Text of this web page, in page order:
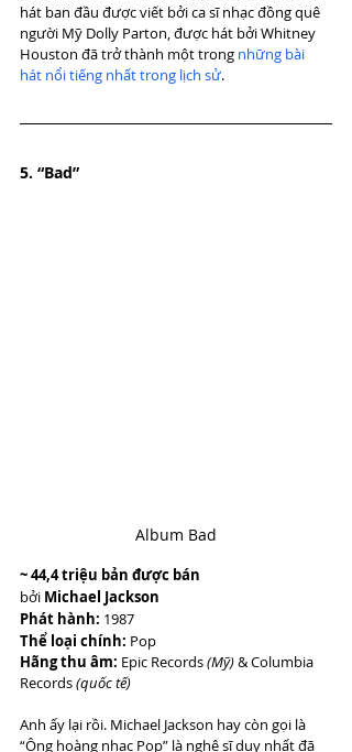
hát ban đầu được viết bởi ca sĩ nhạc đồng quê
người Mỹ Dolly Parton, được hát bởi Whitney
Houston đã trở thành một trong những bài
hát nổi tiếng nhất trong lịch sử.
5. “Bad”
Album Bad
~ 44,4 triệu bản được bán
bởi Michael Jackson
Phát hành: 1987
Thể loại chính: Pop
Hãng thu âm: Epic Records (Mỹ) & Columbia
Records (quốc tế)
Anh ấy lại rồi. Michael Jackson hay còn gọi là
“Ông hoàng nhạc Pop” là nghệ sĩ duy nhất đã